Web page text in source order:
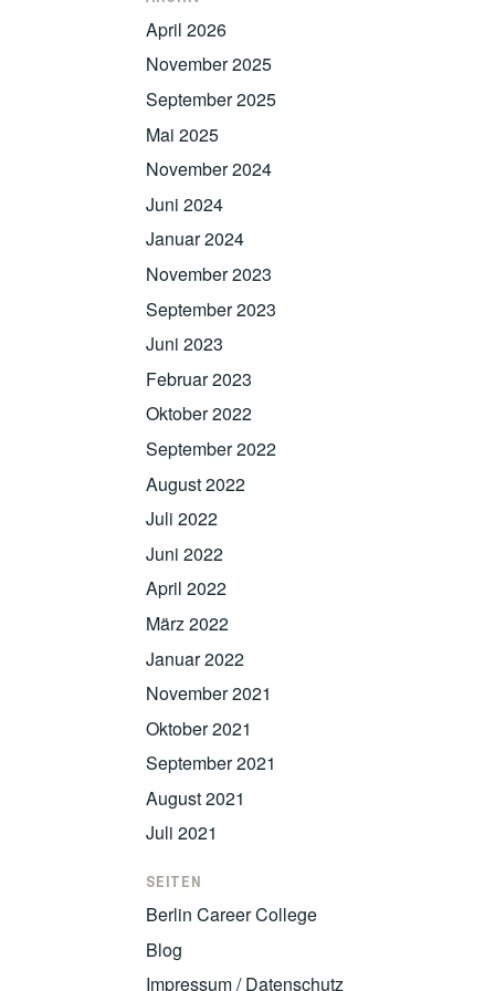
April 2026
November 2025
September 2025
Mai 2025
November 2024
Juni 2024
Januar 2024
November 2023
September 2023
Juni 2023
Februar 2023
Oktober 2022
September 2022
August 2022
Juli 2022
Juni 2022
April 2022
März 2022
Januar 2022
November 2021
Oktober 2021
September 2021
August 2021
Juli 2021
SEITEN
Berlin Career College
Blog
Impressum / Datenschutz